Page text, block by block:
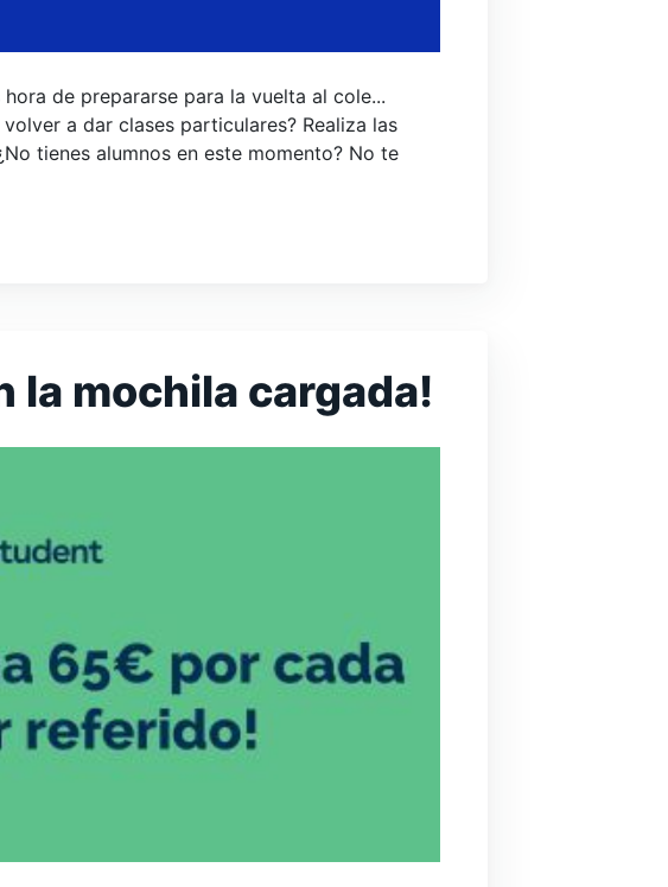
de prepararse para la vuelta al cole...
a dar clases particulares? Realiza las
tienes alumnos en este momento? No te
la mochila cargada!